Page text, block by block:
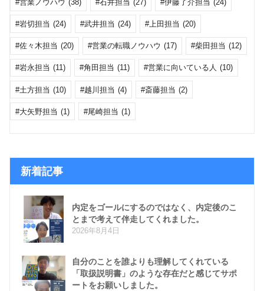
営業ノウハウ (38) 石井担当 (27) 伊藤了介担当 (24)
岩切担当 (24) 武井担当 (24) 上田担当 (20)
佐々木担当 (20) 営業の転職ノウハウ (17) 柴田担当 (12)
岩永担当 (11) 角田担当 (11) 営業に向いている人 (10)
土方担当 (10) 越川担当 (4) 斎藤担当 (2)
大矢野担当 (1) 尾崎担当 (1)
新着記事
内定をゴールにするのではなく、内定後のこ
とまで考えて伴走してくれました。
2026年8月4日
自分のことを誰よりも理解してくれている
「取扱説明書」のような存在だと感じてサポ
ートをお願いしました。